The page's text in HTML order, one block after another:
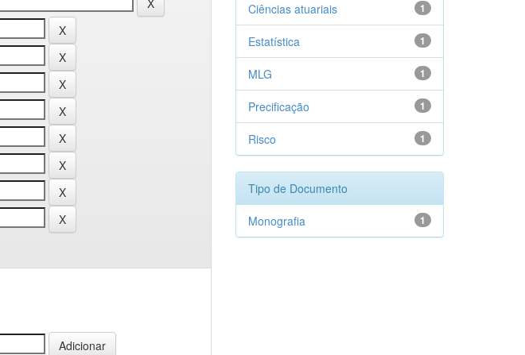
1
Ciências atuariais
1
Estatística
1
MLG
1
Precificação
1
Risco
Tipo de Documento
1
Monografia